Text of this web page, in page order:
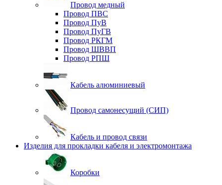
Провод медный
Провод ПВС
Провод ПуВ
Провод ПуГВ
Провод РКГМ
Провод ШВВП
Провод РПШ
Кабель алюминиевый
Провод самонесущий (СИП)
Кабель и провод связи
Изделия для прокладки кабеля и электромонтажа
Коробки